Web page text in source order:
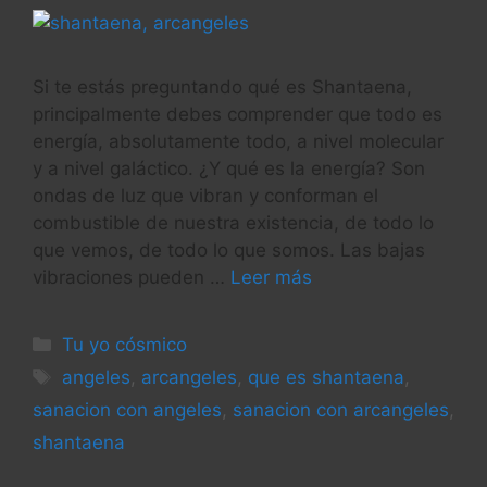
Si te estás preguntando qué es Shantaena,
principalmente debes comprender que todo es
energía, absolutamente todo, a nivel molecular
y a nivel galáctico. ¿Y qué es la energía? Son
ondas de luz que vibran y conforman el
combustible de nuestra existencia, de todo lo
que vemos, de todo lo que somos. Las bajas
vibraciones pueden … Leer más
Categorías
Tu yo cósmico
Etiquetas
angeles, arcangeles, que es shantaena,
sanacion con angeles, sanacion con arcangeles,
shantaena